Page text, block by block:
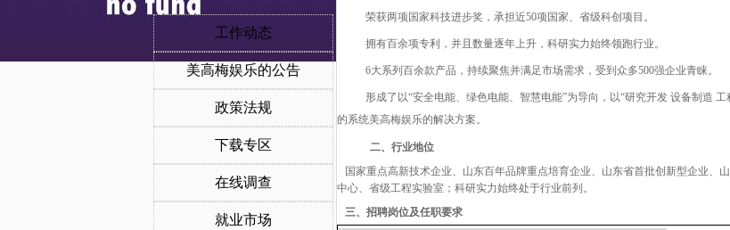
工作动态
美高梅娱乐的公告
政策法规
下载专区
在线调查
就业市场
荣获两项国家科技进步奖，承担近50项国家、省级科创项目。
拥有百余项专利，并且数量逐年上升，科研实力始终领跑行业。
6大系列百余款产品，持续聚焦并满足市场需求 ，受到众多500强企业青睐。
形成了以“安全电能、绿色电能、智慧电能”为导向，以“研究开发 设备制造
的系统美高梅娱乐的解决方案。
二、行业地位
国家重点高新技术企业、山东百年品牌重点培育企业、山东省首批创新型企业、
中心、省级工程实验室；科研实力始终处于行业前列。
三、招聘岗位及任职要求